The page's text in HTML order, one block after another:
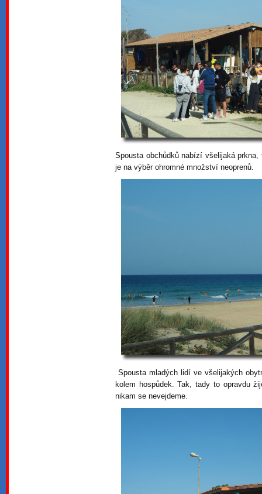
Spousta obchůdků nabízí všelijaká
je na výběr ohromné množství neoprenů.
Spousta mladých lidí ve všelijakých
kolem hospůdek. Tak, tady to opravdu
nikam se nevejdeme.